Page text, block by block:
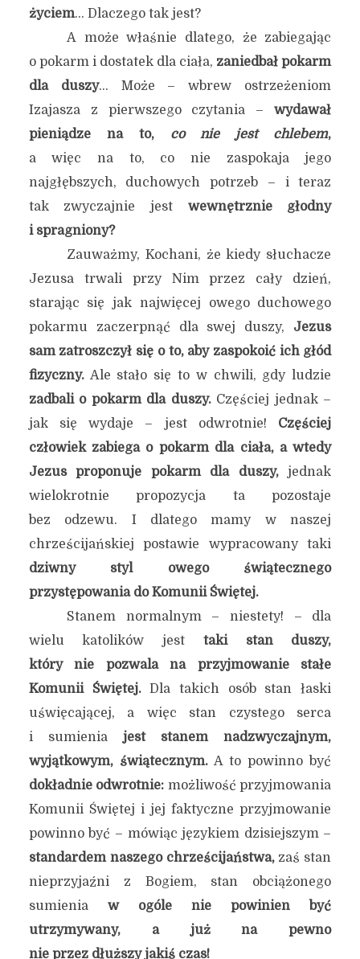
życiem… Dlaczego tak jest?
A może właśnie dlatego, że zabiegając
o pokarm i dostatek dla ciała, zaniedbał pokarm
dla duszy… Może – wbrew ostrzeżeniom
Izajasza z pierwszego czytania –wydawał
pieniądze na to, co nie jest chlebem,
a więc na to, co nie zaspokaja jego
najgłębszych, duchowych potrzeb – i teraz
tak zwyczajnie jest wewnętrznie głodny
i spragniony?
Zauważmy, Kochani, że kiedy słuchacze
Jezusa trwali przy Nim przez cały dzień,
starając się jak najwięcej owego duchowego
pokarmu zaczerpnąć dla swej duszy, Jezus
sam zatroszczył się o to, aby zaspokoić ich głód
fizyczny.Ale stało się to w chwili, gdy ludzie
zadbali o pokarm dla duszy.Częściej jednak –
jak się wydaje – jest odwrotnie! Częściej
człowiek zabiega o pokarm dla ciała, a wtedy
Jezus proponuje pokarm dla duszy,jednak
wielokrotnie propozycja ta pozostaje
bez odzewu. I dlatego mamy w naszej
chrześcijańskiej postawie wypracowany taki
dziwny styl owego świątecznego
przystępowania do Komunii Świętej.
Stanem normalnym – niestety! – dla
wielu katolików jest taki stan duszy,
który nie pozwala na przyjmowanie stałe
Komunii Świętej.Dla takich osób stan łaski
uświęcającej, a więc stan czystego serca
i sumienia jest stanem nadzwyczajnym,
wyjątkowym, świątecznym.A to powinno być
dokładnie odwrotnie: możliwość przyjmowania
Komunii Świętej i jej faktyczne przyjmowanie
powinno być – mówiąc językiem dzisiejszym –
standardem naszego chrześcijaństwa, zaś stan
nieprzyjaźni z Bogiem, stan obciążonego
sumienia w ogóle nie powinien być
utrzymywany, a już na pewno
nie przez dłuższy jakiś czas!